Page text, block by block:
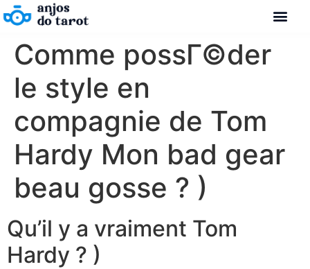
Comme possГ©der
le style en
compagnie de Tom
Hardy Mon bad gear
beau gosse ? )
Qu’il y a vraiment Tom
Hardy ? )